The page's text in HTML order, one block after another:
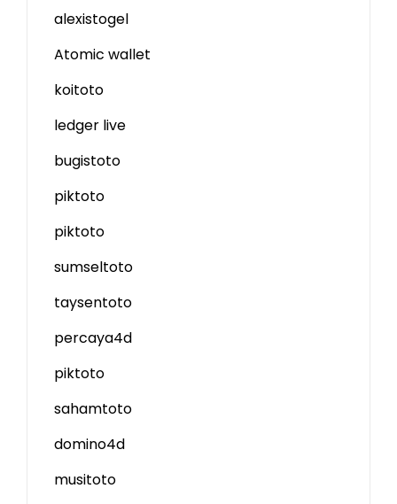
alexistogel
Atomic wallet
koitoto
ledger live
bugistoto
piktoto
piktoto
sumseltoto
taysentoto
percaya4d
piktoto
sahamtoto
domino4d
musitoto